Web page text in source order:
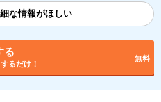
な情報がほしい
る
るだけ！
無料